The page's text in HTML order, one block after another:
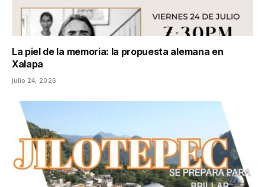
La piel de la memoria: la propuesta alemana en
Xalapa
julio 24, 2026